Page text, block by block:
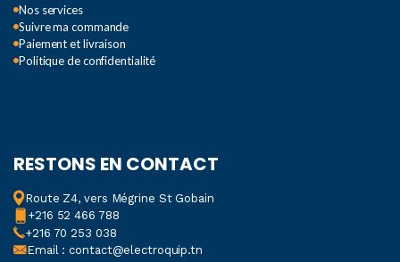
Nos services
Suivre ma commande
Paiement et livraison
Politique de confidentialité
RESTONS EN CONTACT
Route Z4, vers Mégrine St Gobain
+216 52 466 788
+216 70 253 038
Email : contact@electroquip.tn